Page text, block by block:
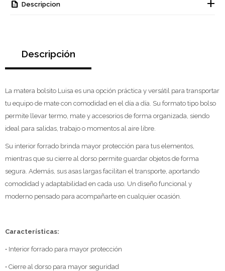
Descripcion
Descripción
La matera bolsito Luisa es una opción práctica y versátil para transportar
tu equipo de mate con comodidad en el día a día. Su formato tipo bolso
permite llevar termo, mate y accesorios de forma organizada, siendo
ideal para salidas, trabajo o momentos al aire libre.
Su interior forrado brinda mayor protección para tus elementos,
mientras que su cierre al dorso permite guardar objetos de forma
segura. Además, sus asas largas facilitan el transporte, aportando
comodidad y adaptabilidad en cada uso. Un diseño funcional y
moderno pensado para acompañarte en cualquier ocasión.
Características:
• Interior forrado para mayor protección
• Cierre al dorso para mayor seguridad